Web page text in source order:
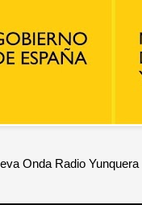
Onda Radio